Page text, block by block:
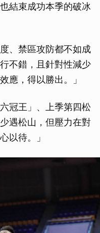
結束成功本季的破冰
、禁區攻防都不如成
不錯，且針對性減少
應，得以勝出。」
冠王」、上季第四松
遇松山，但壓力在對
以待。」